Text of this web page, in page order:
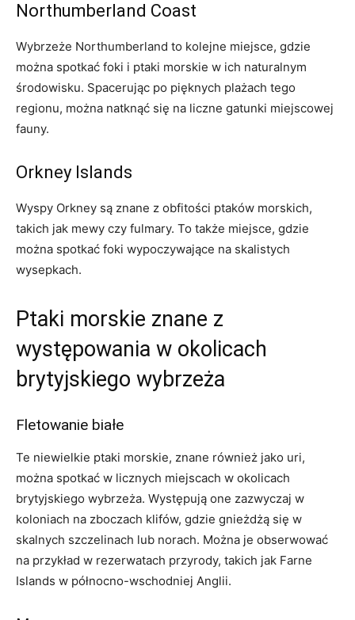
Northumberland Coast
Wybrzeże Northumberland to kolejne ‌miejsce, gdzie
można spotkać foki i ptaki‌ morskie w ich naturalnym
środowisku. Spacerując po pięknych ​plażach tego
regionu, można natknąć się na liczne gatunki miejscowej
fauny.
Orkney Islands
Wyspy Orkney są znane z obfitości ‌ptaków morskich,
takich jak mewy ⁢czy fulmary. To także miejsce, gdzie
można spotkać foki ​wypoczywające na skalistych
wysepkach.
Ptaki morskie znane z
występowania w okolicach
brytyjskiego wybrzeża
Fletowanie białe
Te niewielkie ptaki morskie, ‌znane również jako uri,
można spotkać w licznych miejscach w okolicach
⁢brytyjskiego wybrzeża. Występują one zazwyczaj w
koloniach na zboczach klifów, gdzie gnieżdżą się w
skalnych szczelinach lub‌ norach. Można je obserwować
na przykład w rezerwatach przyrody, takich jak Farne
Islands w ‌północno-wschodniej Anglii.